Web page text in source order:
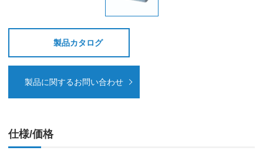
製品カタログ
製品に関するお問い合わせ
仕様/価格